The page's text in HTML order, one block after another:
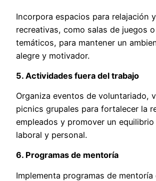
Incorpora espacios para relajación
recreativas, como salas de juegos
temáticos, para mantener un
alegre y motivador.
5. Actividades fuera del trabajo
Organiza eventos de voluntariado,
picnics grupales para fortalecer la
empleados y promover un
laboral y personal.
6. Programas de mentoría
Implementa programas de mentoría